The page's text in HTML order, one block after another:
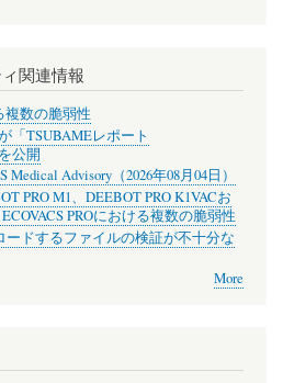
関連情報
複数の脆弱性
「TSUBAMEレポート
公開
Medical Advisory（2026年08月04日）
PRO M1、DEEBOT PRO K1VACお
PROにおける複数の脆弱性
ードするファイルの検証が不十分な
More